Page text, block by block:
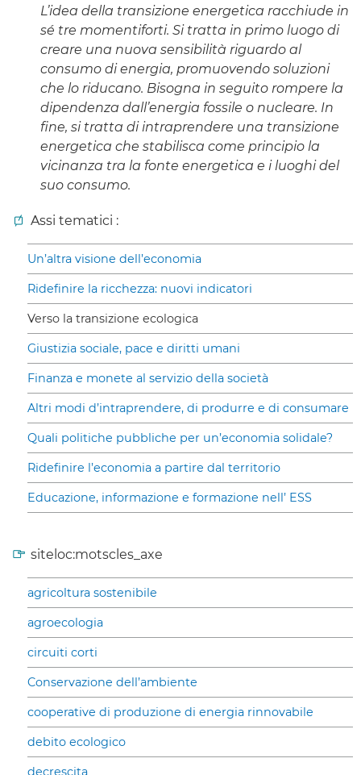
L’idea della transizione energetica racchiude in
sé tre momentiforti. Si tratta in primo luogo di
creare una nuova sensibilità riguardo al
consumo di energia, promuovendo soluzioni
che lo riducano. Bisogna in seguito rompere la
dipendenza dall’energia fossile o nucleare. In
fine, si tratta di intraprendere una transizione
energetica che stabilisca come principio la
vicinanza tra la fonte energetica e i luoghi del
suo consumo.
Assi tematici :
Un’altra visione dell’economia
Ridefinire la ricchezza: nuovi indicatori
Verso la transizione ecologica
Giustizia sociale, pace e diritti umani
Finanza e monete al servizio della società
Altri modi d’intraprendere, di produrre e di consumare
Quali politiche pubbliche per un’economia solidale?
Ridefinire l’economia a partire dal territorio
Educazione, informazione e formazione nell’ ESS
siteloc:motscles_axe
agricoltura sostenibile
agroecologia
circuiti corti
Conservazione dell’ambiente
cooperative di produzione di energia rinnovabile
debito ecologico
decrescita